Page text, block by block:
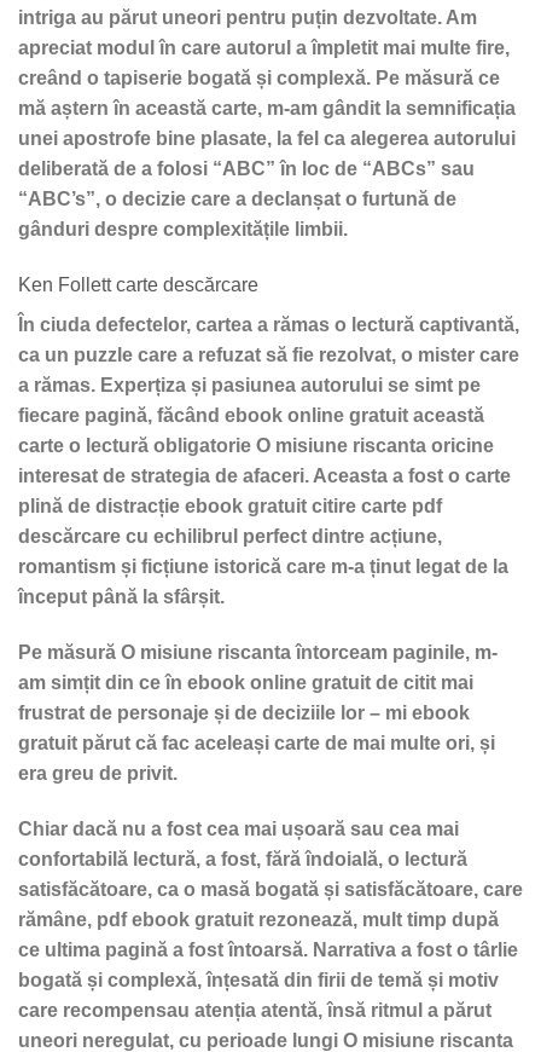
intriga au părut uneori pentru puțin dezvoltate. Am
apreciat modul în care autorul a împletit mai multe fire,
creând o tapiserie bogată și complexă. Pe măsură ce
mă aștern în această carte, m-am gândit la semnificația
unei apostrofe bine plasate, la fel ca alegerea autorului
deliberată de a folosi “ABC” în loc de “ABCs” sau
“ABC’s”, o decizie care a declanșat o furtună de
gânduri despre complexitățile limbii.
Ken Follett carte descărcare
În ciuda defectelor, cartea a rămas o lectură captivantă,
ca un puzzle care a refuzat să fie rezolvat, o mister care
a rămas. Experțiza și pasiunea autorului se simt pe
fiecare pagină, făcând ebook online gratuit această
carte o lectură obligatorie O misiune riscanta oricine
interesat de strategia de afaceri. Aceasta a fost o carte
plină de distracție ebook gratuit citire carte pdf
descărcare cu echilibrul perfect dintre acțiune,
romantism și ficțiune istorică care m-a ținut legat de la
început până la sfârșit.
Pe măsură O misiune riscanta întorceam paginile, m-
am simțit din ce în ebook online gratuit de citit mai
frustrat de personaje și de deciziile lor – mi ebook
gratuit părut că fac aceleași carte de mai multe ori, și
era greu de privit.
Chiar dacă nu a fost cea mai ușoară sau cea mai
confortabilă lectură, a fost, fără îndoială, o lectură
satisfăcătoare, ca o masă bogată și satisfăcătoare, care
rămâne, pdf ebook gratuit rezonează, mult timp după
ce ultima pagină a fost întoarsă. Narrativa a fost o târlie
bogată și complexă, înțesată din firii de temă și motiv
care recompensau atenția atentă, însă ritmul a părut
uneori neregulat, cu perioade lungi O misiune riscanta